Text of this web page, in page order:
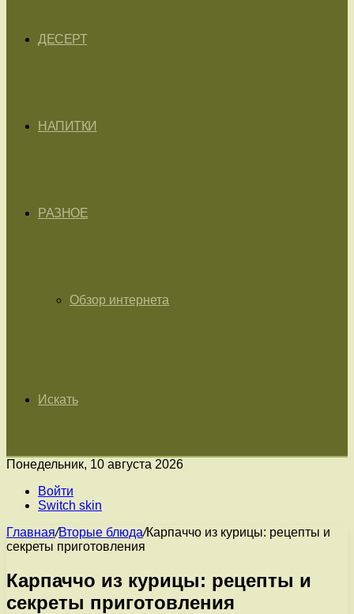
ДЕСЕРТ
НАПИТКИ
РАЗНОЕ
Обзор интернета
Искать
Понедельник, 10 августа 2026
Войти
Switch skin
Главная/Вторые блюда/Карпаччо из курицы: рецепты и
секреты приготовления
Карпаччо из курицы: рецепты и
секреты приготовления